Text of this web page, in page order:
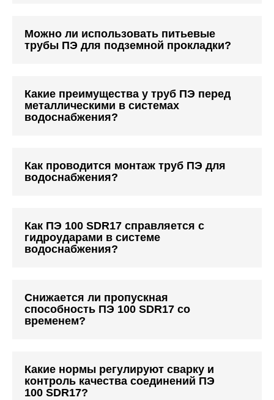
Можно ли использовать питьевые
трубы ПЭ для подземной прокладки?
Какие преимущества у труб ПЭ перед
металлическими в системах
водоснабжения?
Как проводится монтаж труб ПЭ для
водоснабжения?
Как ПЭ 100 SDR17 справляется с
гидроударами в системе
водоснабжения?
Снижается ли пропускная
способность ПЭ 100 SDR17 со
временем?
Какие нормы регулируют сварку и
контроль качества соединений ПЭ
100 SDR17?